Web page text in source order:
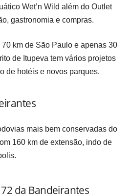
Wet’n Wild além do Outlet
gastronomia e compras.
km de São Paulo e apenas 30
de Itupeva tem vários projetos
de hotéis e novos parques.
mais bem conservadas do
160 km de extensão, indo de
da Bandeirantes